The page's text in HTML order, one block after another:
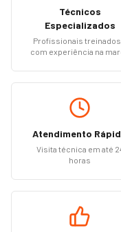
Técnicos
Especializados
Profissionais treinados
com experiência na
Atendimento
Visita técnica em até
horas